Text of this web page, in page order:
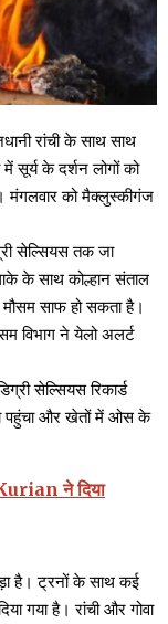
रांची के साथ साथ
सूर्य के दर्शन लोगों को
मंगलवार को मैक्लुस्कीगंज
सेल्सियस तक जा
के साथ कोल्हान संताल
मौसम साफ हो सकता है।
विभाग ने येलो अलर्ट
सेल्सियस रिकार्ड
पहुंचा और खेतों में ओस के
ने दिया
है। ट्रनों के साथ कई
गया है। रांची और गोवा